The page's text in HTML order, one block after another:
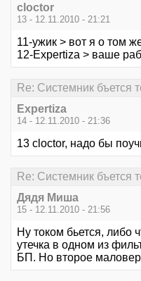
cloctor
13 - 12.11.2010 - 21:21
11-ужик > вот я о том
12-Expertiza > ваше
Re: Системник бъется
Expertiza
14 - 12.11.2010 - 21:36
13 cloctor, надо бы
Re: Системник бъется
Дядя Миша
15 - 12.11.2010 - 21:56
Ну током бьется, либо
утечка в одном из
БП. Но второе